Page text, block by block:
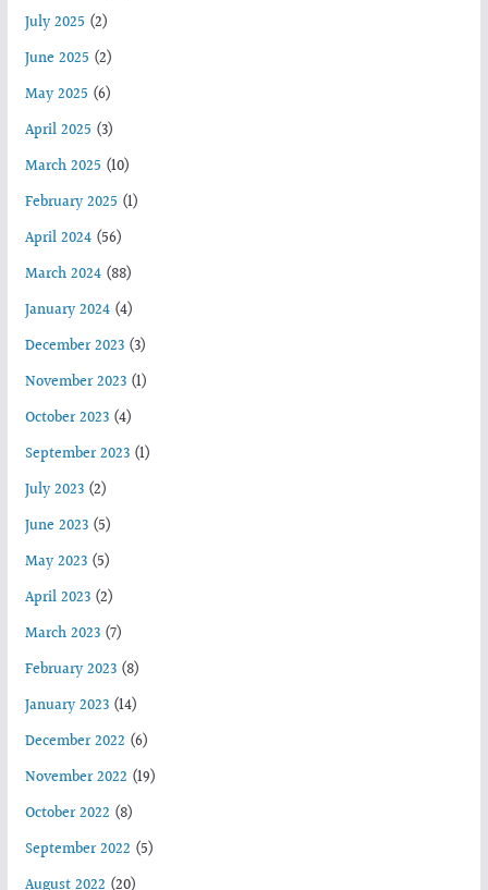
July 2025 (2)
June 2025 (2)
May 2025 (6)
April 2025 (3)
March 2025 (10)
February 2025 (1)
April 2024(56)
March 2024(88)
January 2024(4)
December 2023(3)
November 2023(1)
October 2023(4)
September 2023(1)
July 2023(2)
June 2023(5)
May 2023(5)
April 2023(2)
March 2023(7)
February 2023(8)
January 2023(14)
December 2022 (6)
November 2022 (19)
October 2022 (8)
September 2022 (5)